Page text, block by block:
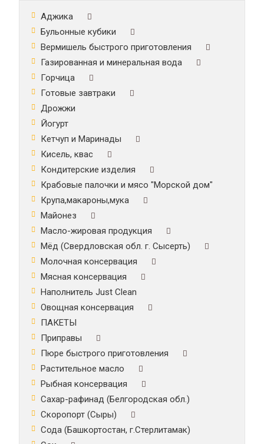
Аджика
Бульонные кубики
Вермишель быстрого приготовления
Газированная и минеральная вода
Горчица
Готовые завтраки
Дрожжи
Йогурт
Кетчуп и Маринады
Кисель, квас
Кондитерские изделия
Крабовые палочки и мясо "Морской дом"
Крупа,макароны,мука
Майонез
Масло-жировая продукция
Мёд (Свердловская обл. г. Сысерть)
Молочная консервация
Мясная консервация
Наполнитель Just Clean
Овощная консервация
ПАКЕТЫ
Приправы
Пюре быстрого приготовления
Растительное масло
Рыбная консервация
Сахар-рафинад (Белгородская обл.)
Скоропорт (Сыры)
Сода (Башкортостан, г.Стерлитамак)